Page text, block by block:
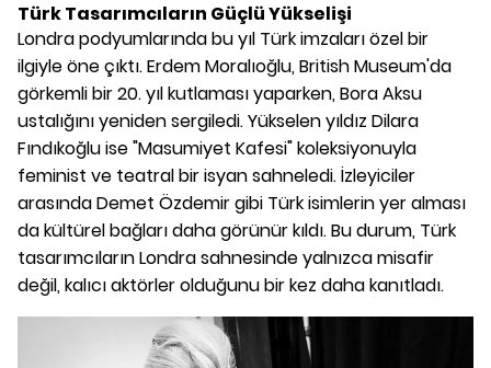
Türk Tasarımcıların Güçlü Yükselişi
Londra podyumlarında bu yıl Türk imzaları özel bir
ilgiyle öne çıktı. Erdem Moralıoğlu, British Museum'da
görkemli bir 20. yıl kutlaması yaparken, Bora Aksu
ustalığını yeniden sergiledi. Yükselen yıldız Dilara
Fındıkoğlu ise "Masumiyet Kafesi" koleksiyonuyla
feminist ve teatral bir isyan sahneledi. İzleyiciler
arasında Demet Özdemir gibi Türk isimlerin yer alması
da kültürel bağları daha görünür kıldı. Bu durum, Türk
tasarımcıların Londra sahnesinde yalnızca misafir
değil, kalıcı aktörler olduğunu bir kez daha kanıtladı.